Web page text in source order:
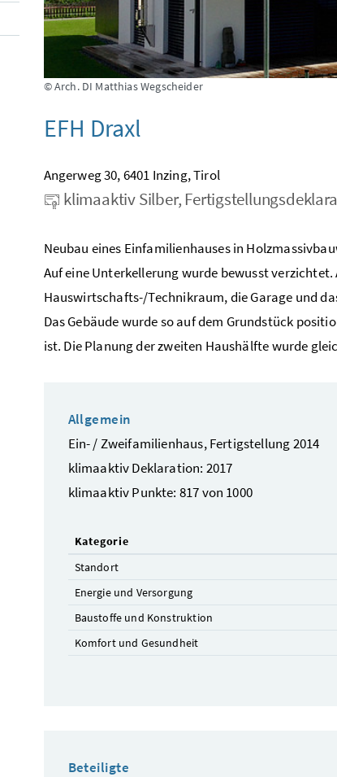
© Arch. DI Matthias Wegscheider
EFH Draxl
Angerweg 30, 6401 Inzing, Tirol
klimaaktiv Silber,
Neubau eines Einfamilienhauses in
Auf eine Unterkellerung wurde bewusst
Hauswirtschafts-/Technikraum, die Garage und
Das Gebäude wurde so auf dem Grundstück
ist. Die Planung der zweiten Haushälfte wurde
Allgemein
Ein- / Zweifamilienhaus, Fertigstellung 2014
klimaaktiv Deklaration: 2017
klimaaktiv Punkte: 817 von 1000
Kategorie
Standort
Energie und Versorgung
Baustoffe und Konstruktion
Komfort und Gesundheit
Beteiligte